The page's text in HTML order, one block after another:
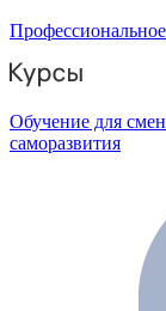
Обучение для
саморазвития